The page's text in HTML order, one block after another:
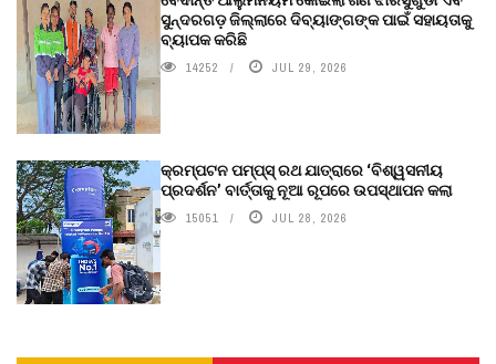
ସୁନ୍ଦରଗଡ଼ ଜିଲ୍ଲାରେ ଦିବ୍ୟାଙ୍ଗଙ୍କ ପାଇଁ ସହାୟତାକୁ
ବ୍ୟାପକ କରିଛି
14252 JUL 29, 2026
କ୍ରମ୍ପଟନ ପମ୍ପ୍‌ସ୍‌ ରଥ ଯାତ୍ରାରେ ‘ବିଶ୍ୱସନୀୟ
ପ୍ରଦର୍ଶନ’ ବାର୍ତ୍ତାକୁ ନୂଆ ରୂପରେ ଉପସ୍ଥାପନ କଲା
15051 JUL 28, 2026